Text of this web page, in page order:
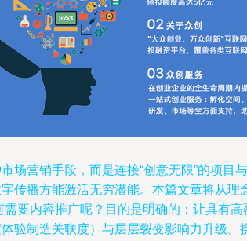
营销手段，而是连接“创意无限”的项目
传播方能激活无穷潜能。本篇文章将从
要内容推广呢？目的是明确的：让具有
验制造关联度）与层层裂变影响力升级